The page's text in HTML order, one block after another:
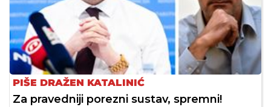
PIŠE DRAŽEN KATALINIĆ
Za pravedniji porezni sustav, spremni!